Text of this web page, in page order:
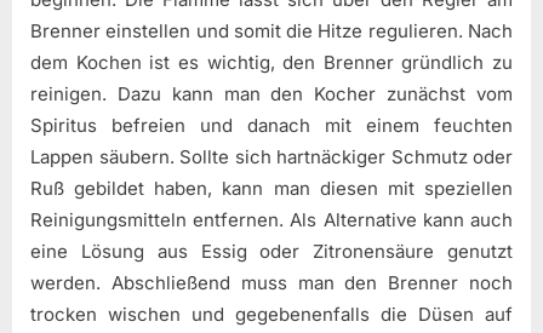
Brenner einstellen und somit die Hitze regulieren. Nach
dem Kochen ist es wichtig, den Brenner gründlich zu
reinigen. Dazu kann man den Kocher zunächst vom
Spiritus befreien und danach mit einem feuchten
Lappen säubern. Sollte sich hartnäckiger Schmutz oder
Ruß gebildet haben, kann man diesen mit speziellen
Reinigungsmitteln entfernen. Als Alternative kann auch
eine Lösung aus Essig oder Zitronensäure genutzt
werden. Abschließend muss man den Brenner noch
trocken wischen und gegebenenfalls die Düsen auf